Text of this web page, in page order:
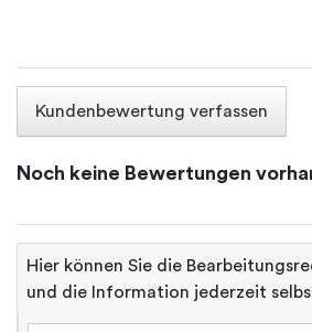
Kundenbewertung verfassen
Noch keine Bewertungen
Hier können Sie die
und die Information jederzeit